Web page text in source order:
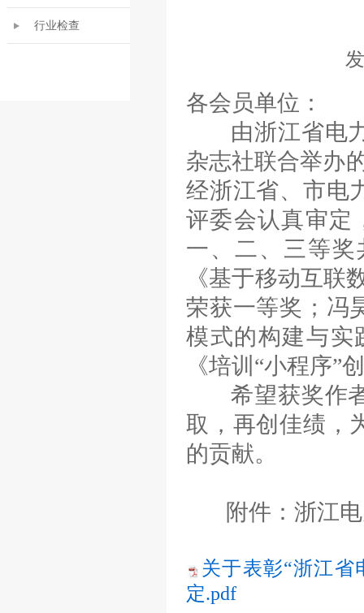
行业检查
各会员单位：
由浙江省电力
杂志社联合举办
经浙江省、市电
评委会认真审定
一、二、三等奖
《基于移动互联
荣获一等奖；冯
模式的构建与实
《培训“小程序”
希望获奖作者
取，再创佳绩，
的贡献。
附件：浙江电
关于表彰“浙江省
定.pdf